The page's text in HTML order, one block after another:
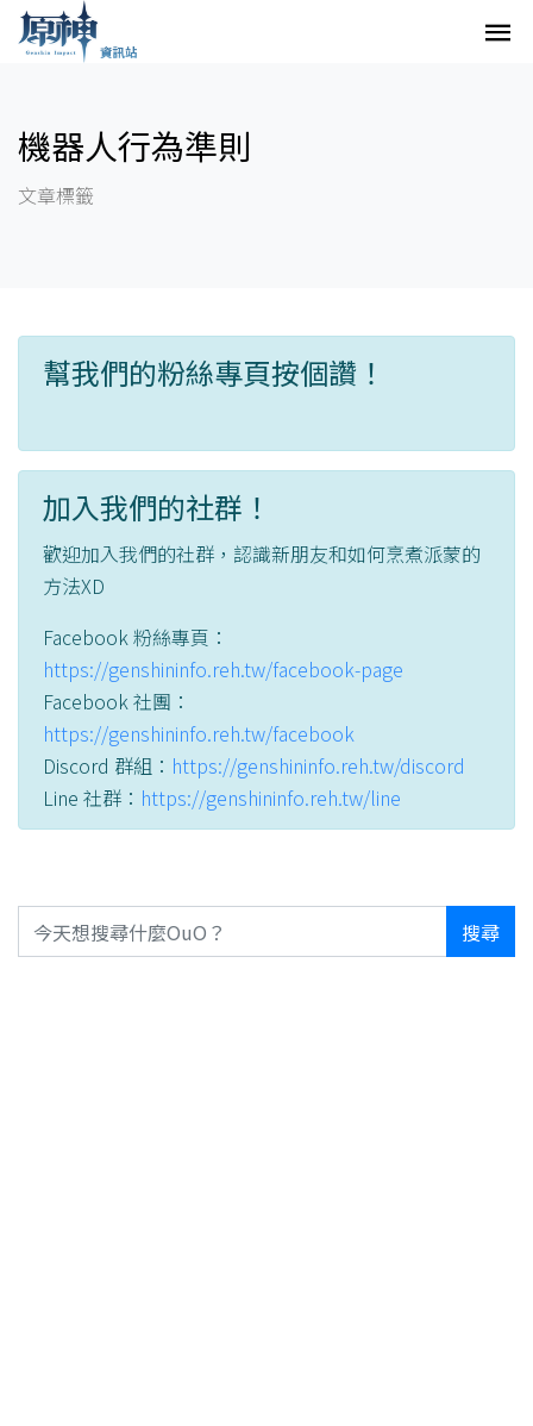
機器人行為準則
文章標籤
幫我們的粉絲專頁按個讚！
加入我們的社群！
歡迎加入我們的社群，認識新朋友和如何烹煮派蒙的
方法XD
Facebook 粉絲專頁：
https://genshininfo.reh.tw/facebook-page
Facebook 社團：
https://genshininfo.reh.tw/facebook
Discord 群組： https://genshininfo.reh.tw/discord
Line 社群： https://genshininfo.reh.tw/line
搜尋